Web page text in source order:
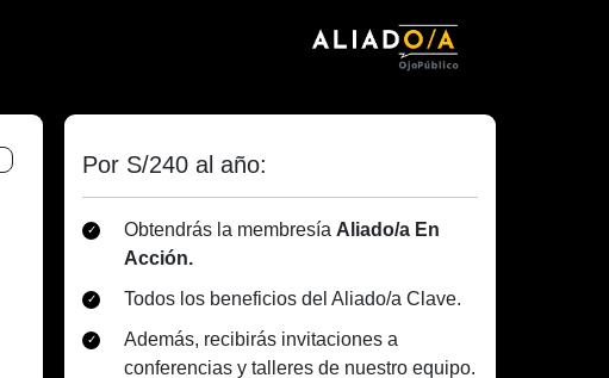
Por S/240 al año:
Obtendrás la membresía Aliado/a En
Acción.
Todos los beneficios del Aliado/a Clave.
Además, recibirás invitaciones a
conferencias y talleres de nuestro equipo.